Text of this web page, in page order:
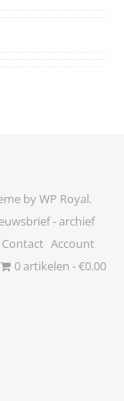
byWP Royal.
- archief
Contact Account
0 artikelen
€0.00